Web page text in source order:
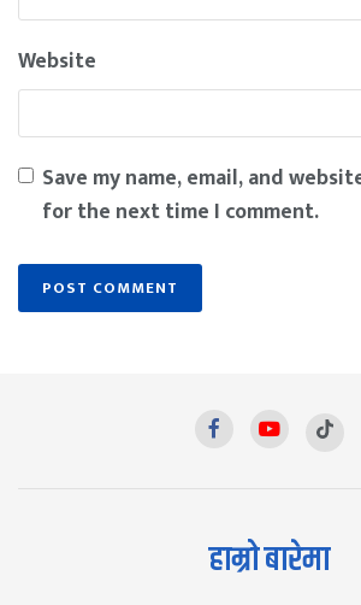
Website
Save my name, email, and
for the next time I comment.
हाम्रो बारेमा